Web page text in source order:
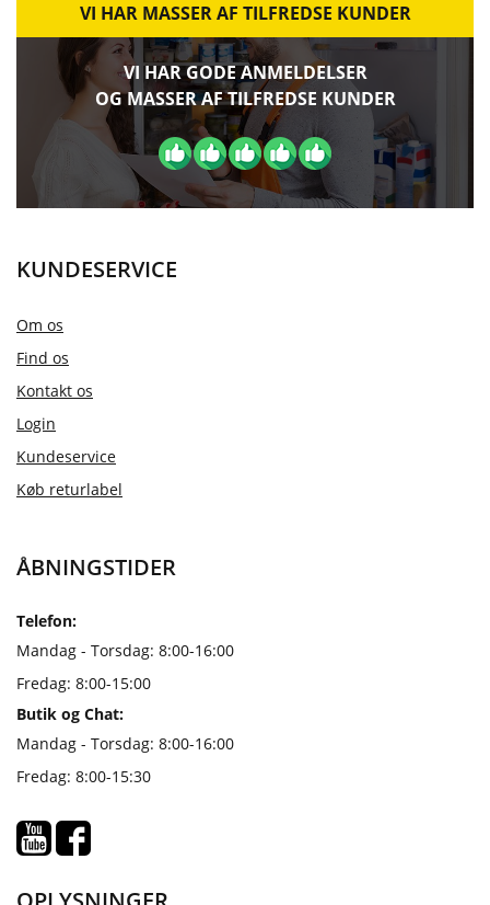
VI HAR MASSER AF TILFREDSE KUNDER
VI HAR GODE ANMELDELSER
OG MASSER AF TILFREDSE KUNDER
KUNDESERVICE
Om os
Find os
Kontakt os
Login
Kundeservice
Køb returlabel
ÅBNINGSTIDER
Telefon:
Mandag - Torsdag: 8:00-16:00
Fredag: 8:00-15:00
Butik og Chat:
Mandag - Torsdag: 8:00-16:00
Fredag: 8:00-15:30